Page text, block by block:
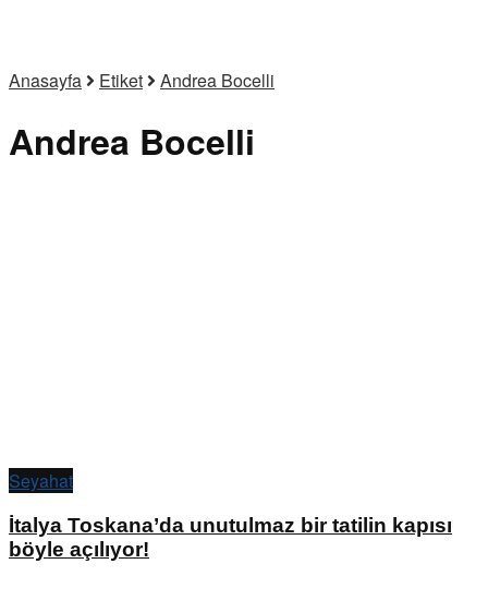
Anasayfa Etiket Andrea Bocelli
Andrea Bocelli
Seyahat
İtalya Toskana’da unutulmaz bir tatilin kapısı
böyle açılıyor!